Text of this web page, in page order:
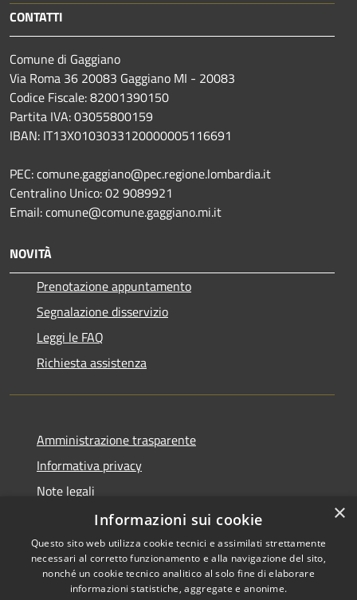
CONTATTI
Comune di Gaggiano
Via Roma 36 20083 Gaggiano MI - 20083
Codice Fiscale: 82001390150
Partita IVA: 03055800159
IBAN: IT13X0103033120000005116691
PEC: comune.gaggiano@pec.regione.lombardia.it
Centralino Unico: 02 9089921
Email: comune@comune.gaggiano.mi.it
NOVITÀ
Prenotazione appuntamento
Segnalazione disservizio
Leggi le FAQ
Richiesta assistenza
Amministrazione trasparente
Informativa privacy
Note legali
Dichiarazione di accessibilità
Copyright © 2026 • Comune di
×
Informazioni sui cookie
Questo sito web utilizza cookie tecnici e assimilati strettamente
necessari al corretto funzionamento e alla navigazione del sito,
nonché un cookie tecnico analitico al solo fine di elaborare
informazioni statistiche, aggregate e anonime.